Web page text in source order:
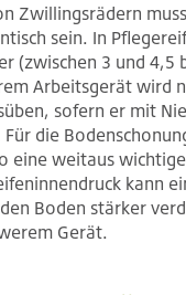
Zwillingsrädern
sein. In
(zwischen 3 und 4,5
Arbeitsgerät wird
sofern er mit
die
eine weitaus
kann
Boden stärker
Gerät.